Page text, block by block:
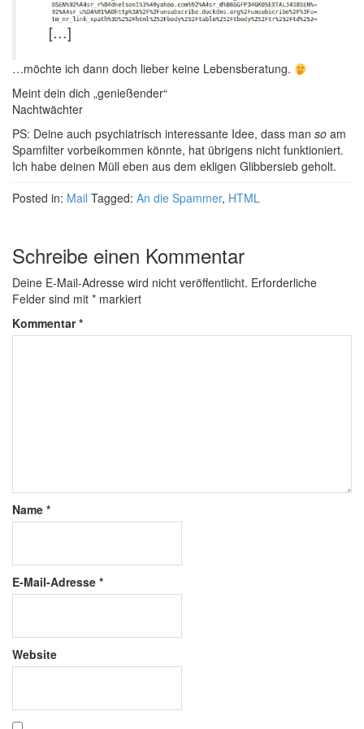
[…]
…möchte ich dann doch lieber keine Lebensberatung.
Meint dein dich „genießender“
Nachtwächter
PS: Deine auch psychiatrisch interessante Idee, dass man so am
Spamfilter vorbeikommen könnte, hat übrigens nicht funktioniert.
Ich habe deinen Müll eben aus dem ekligen Glibbersieb geholt.
Posted in: Mail Tagged: An die Spammer, HTML
Schreibe einen Kommentar
Deine E-Mail-Adresse wird nicht veröffentlicht. Erforderliche
Felder sind mit * markiert
Kommentar*
Name *
E-Mail-Adresse *
Website